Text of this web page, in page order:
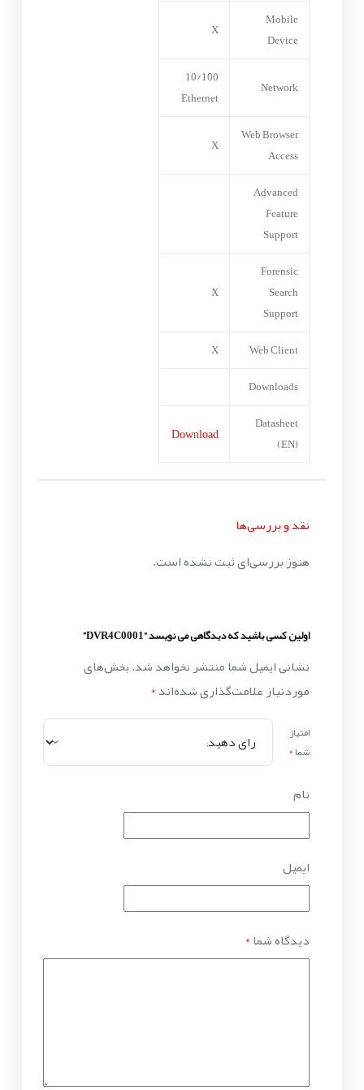
Mobile
Device
X
Network
10/100
Ethernet
Web Browser
Access
X
Advanced
Feature
Support
Forensic
Search
Support
X
Web Client
X
Downloads
Datasheet
(EN)
Download
نقد و بررسی‌ها
هنوز بررسی‌ای ثبت نشده است.
اولین کسی باشید که دیدگاهی می نویسد “DVR4C0001”
نشانی ایمیل شما منتشر نخواهد شد.بخش‌های
موردنیاز علامت‌گذاری شده‌اند*
امتیاز
شما*
نام
ایمیل
دیدگاه شما*